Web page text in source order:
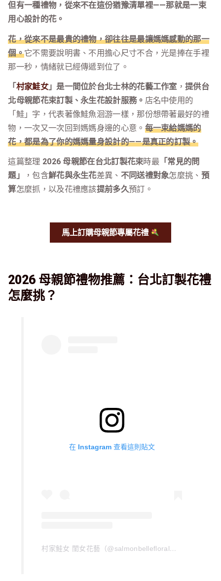
但有一種禮物，從來不在這份猶豫清單裡——那就是一束
用心設計的花。
花，從來不是最貴的禮物，卻往往是最讓媽媽感動的那一
個。它不需要說明書、不用擔心尺寸不合，光是捧在手裡
那一秒，情緒就已經傳遞到位了。
「 村家鮭女」是一間位於台北士林的花藝工作室 ，提供台
北母親節花束訂製、永生花設計服務。 店名中使用的
「鮭」字，代表著像鮭魚洄游一樣，那份想帶著最好的禮
物，一次又一次回到媽媽身邊的心意。 每一束給媽媽的
花，都是為了你的媽媽量身設計的——是真正的訂製。
這篇整理 2026 母親節在台北訂製花束時最 「常見的問
題」
，包含鮮花與永生花差異、 不同送禮對象怎麼挑、 預
算怎麼抓，以及花禮應該提前多久預訂。
馬上訂購母親節專屬花禮
2026 母親節禮物推薦：台北訂製花禮
怎麼挑？
在 Instagram 查看這則貼文
村家鮭女 閨女花藝（@salmonbellefloral）分享的貼文